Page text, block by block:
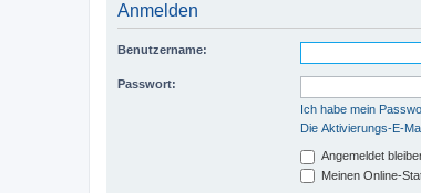
Anmelden
Benutzername:
Passwort:
Ich habe mein
Die Aktivierungs-E-
Angemeldet
Meinen Online-